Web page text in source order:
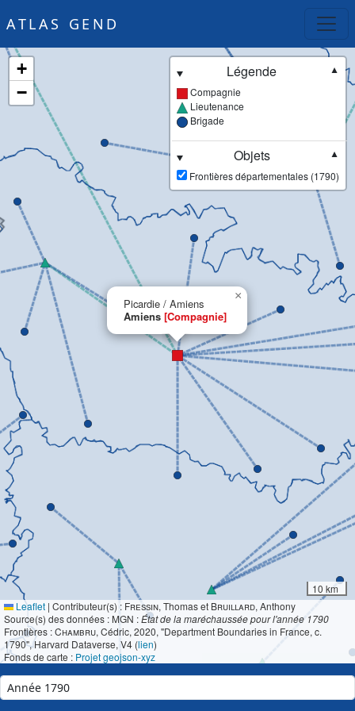
ATLAS GEND
Picardie / Amiens
Amiens [Compagnie]
×
+
−
Légende
▼
Compagnie
Lieutenance
Brigade
Objets
▼
Frontières départementales (1790)
10 km
Leaflet | Contributeur(s) : Fressin, Thomas et Bruillard, Anthony
Source(s) des données : MGN :État de la maréchaussée pour l'année 1790
Frontières :Chambru, Cédric, 2020, "Department Boundaries in France, c.
1790", Harvard Dataverse, V4 (lien)
Fonds de carte : Projet geojson-xyz